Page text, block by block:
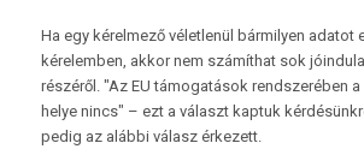
Ha egy kérelmező véletlenül bármilyen adatot
kérelemben, akkor nem számíthat sok
részéről. "Az EU támogatások rendszerében
helye nincs" – ezt a választ kaptuk
pedig az alábbi válasz érkezett.